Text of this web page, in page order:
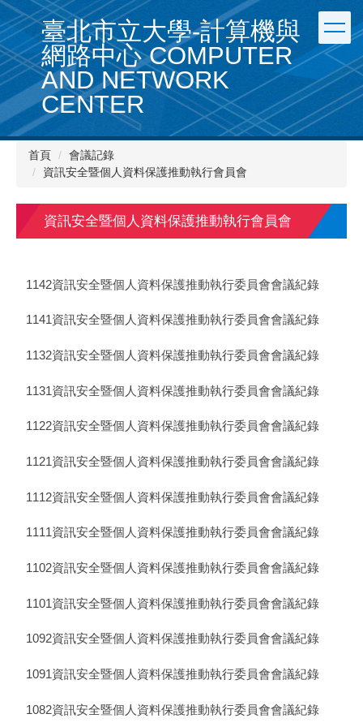
跳
到
主
要
內
容
區
臺北市立大學-計算機與
網路中心 COMPUTER
AND NETWORK
CENTER
首頁
會議記錄
資訊安全暨個人資料保護推動執行會員會
資訊安全暨個人資料保護推動執行會員會
1142資訊安全暨個人資料保護推動執行委員會會議紀錄
1141資訊安全暨個人資料保護推動執行委員會會議紀錄
1132資訊安全暨個人資料保護推動執行委員會會議紀錄
1131資訊安全暨個人資料保護推動執行委員會會議紀錄
1122資訊安全暨個人資料保護推動執行委員會會議紀錄
1121資訊安全暨個人資料保護推動執行委員會會議紀錄
1112資訊安全暨個人資料保護推動執行委員會會議紀錄
1111資訊安全暨個人資料保護推動執行委員會會議紀錄
1102資訊安全暨個人資料保護推動執行委員會會議紀錄
1101資訊安全暨個人資料保護推動執行委員會會議紀錄
1092資訊安全暨個人資料保護推動執行委員會會議紀錄
1091資訊安全暨個人資料保護推動執行委員會會議紀錄
1082資訊安全暨個人資料保護推動執行委員會會議紀錄